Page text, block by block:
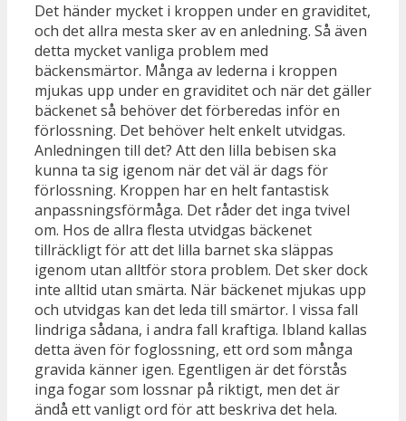
Det händer mycket i kroppen under en graviditet,
och det allra mesta sker av en anledning. Så även
detta mycket vanliga problem med
bäckensmärtor. Många av lederna i kroppen
mjukas upp under en graviditet och när det gäller
bäckenet så behöver det förberedas inför en
förlossning. Det behöver helt enkelt utvidgas.
Anledningen till det? Att den lilla bebisen ska
kunna ta sig igenom när det väl är dags för
förlossning. Kroppen har en helt fantastisk
anpassningsförmåga. Det råder det inga tvivel
om. Hos de allra flesta utvidgas bäckenet
tillräckligt för att det lilla barnet ska släppas
igenom utan alltför stora problem. Det sker dock
inte alltid utan smärta. När bäckenet mjukas upp
och utvidgas kan det leda till smärtor. I vissa fall
lindriga sådana, i andra fall kraftiga. Ibland kallas
detta även för foglossning, ett ord som många
gravida känner igen. Egentligen är det förstås
inga fogar som lossnar på riktigt, men det är
ändå ett vanligt ord för att beskriva det hela.